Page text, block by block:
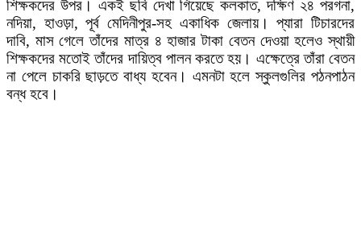
শিক্ষকদের উপর। একই ছবি দেখা গিয়েছে কলকাত, দক্ষিণ ২৪ পরগনা,
নদিয়া, হাওড়া, পূর্ব মেদিনীপুর-সহ একাধিক জেলায়। প্যারা টিচারদের
দাবি, মাস গেলে তাঁদের মাত্র ৪ হাজার টাকা বেতন দেওয়া হলেও স্থায়ী
শিক্ষকদের মতোই তাঁদের দায়িত্ব পালন করতে হয়। এক্ষেত্রে তাঁরা বেতন
না পেলে চাকরি ছাড়তে বাধ্য হবেন। এমনটা হলে স্কুলগুলির পঠনপাঠন
বন্ধ হবে।